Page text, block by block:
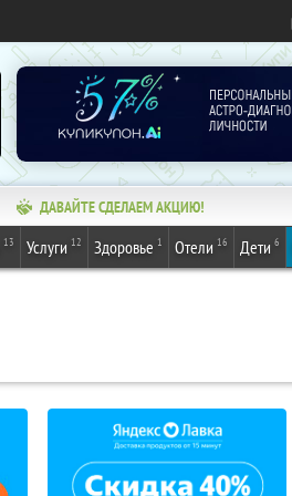
ДАВАЙТЕ СДЕЛАЕМ АКЦИЮ!
13 Услуги 12 Здоровье 1 Отели 16 Дети 6